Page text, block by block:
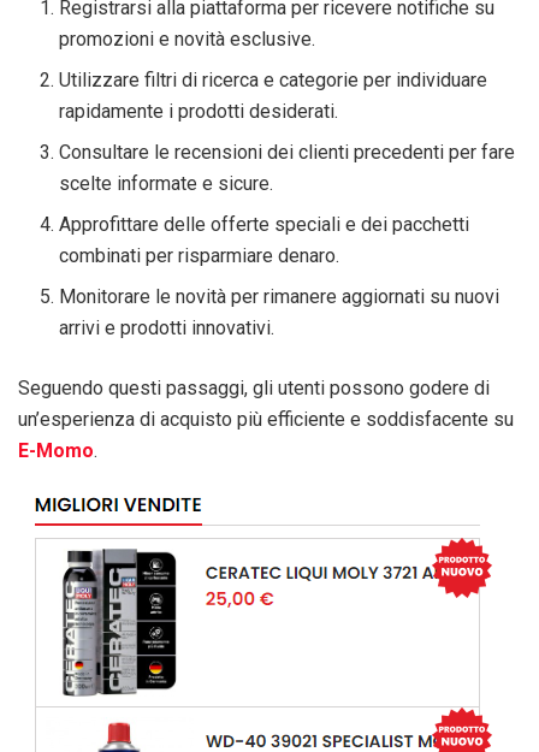
Registrarsi alla piattaforma per ricevere notifiche su
promozioni e novità esclusive.
Utilizzare filtri di ricerca e categorie per individuare
rapidamente i prodotti desiderati.
Consultare le recensioni dei clienti precedenti per fare
scelte informate e sicure.
Approfittare delle offerte speciali e dei pacchetti
combinati per risparmiare denaro.
Monitorare le novità per rimanere aggiornati su nuovi
arrivi e prodotti innovativi.
Seguendo questi passaggi, gli utenti possono godere di
un’esperienza di acquisto più efficiente e soddisfacente su
E-Momo.